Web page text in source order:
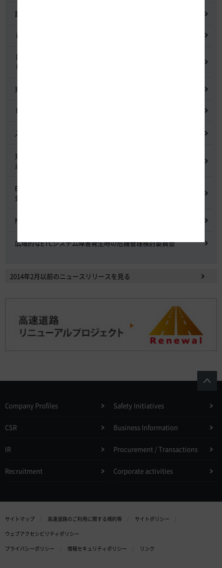
記者会見
都市間高速道路料金割引検討会
鋼少数主桁橋の床版下面吹付コンクリートはく離・落下事象調査
検討委員会
東名高速道路宇利トンネル照明灯具落下事象調査検討会
NEXCO中日本グループの経営上の課題と取組み
入札に係る不正行為に関する調査及び再発防止のための委員会
東名高速道路 中吉田高架橋 塗装塗替え工事による火災事故再発防
止委員会
E20 中央道を跨ぐ橋梁の耐震補強工事施工不良に関する調査委員
会
NEXCO中日本における降雪時の対応に関する検討会
広域的なETCシステム障害発生時の危機管理検討委員会
2014年2月以前のニュースリリースを見る
Company Profiles Safety Initiatives
CSR Business Information
IR Procurement / Transactions
Recruitment Corporate activities
サイトマップ 高速道路のご利用に関する規約等
サイトポリシー
ウェブアクセシビリティポリシー
プライバシーポリシー
情報セキュリティポリシー リンク